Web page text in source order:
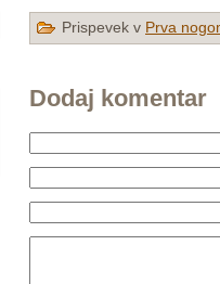
Prispevek v Prva
Dodaj komentar